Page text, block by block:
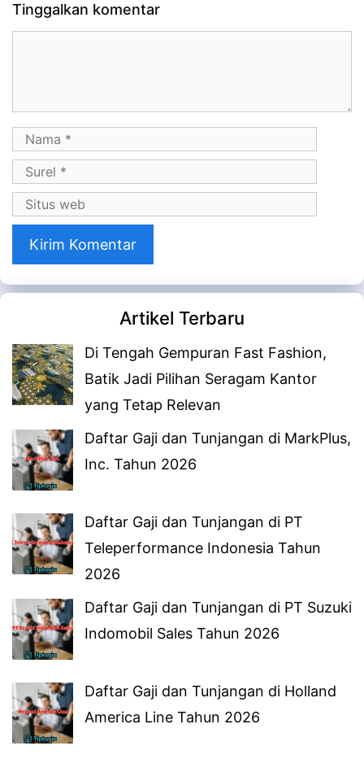
Tinggalkan komentar
Nama
Surel
Situs
web
Artikel Terbaru
Di Tengah Gempuran Fast Fashion,
Batik Jadi Pilihan Seragam Kantor
yang Tetap Relevan
Daftar Gaji dan Tunjangan di MarkPlus,
Inc. Tahun 2026
Daftar Gaji dan Tunjangan di PT
Teleperformance Indonesia Tahun
2026
Daftar Gaji dan Tunjangan di PT Suzuki
Indomobil Sales Tahun 2026
Daftar Gaji dan Tunjangan di Holland
America Line Tahun 2026